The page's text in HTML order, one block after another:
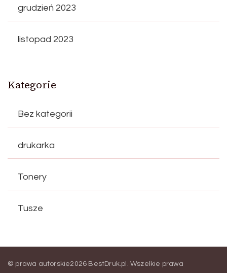
grudzień 2023
listopad 2023
Kategorie
Bez kategorii
drukarka
Tonery
Tusze
© prawa autorskie2026 BestDruk.pl . Wszelkie prawa